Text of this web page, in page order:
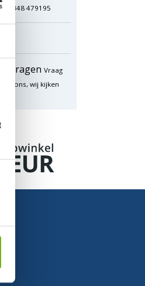
0348 479195
Vraag
bij ons, wij kijken